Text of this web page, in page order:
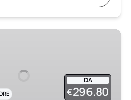
DA
€296.80